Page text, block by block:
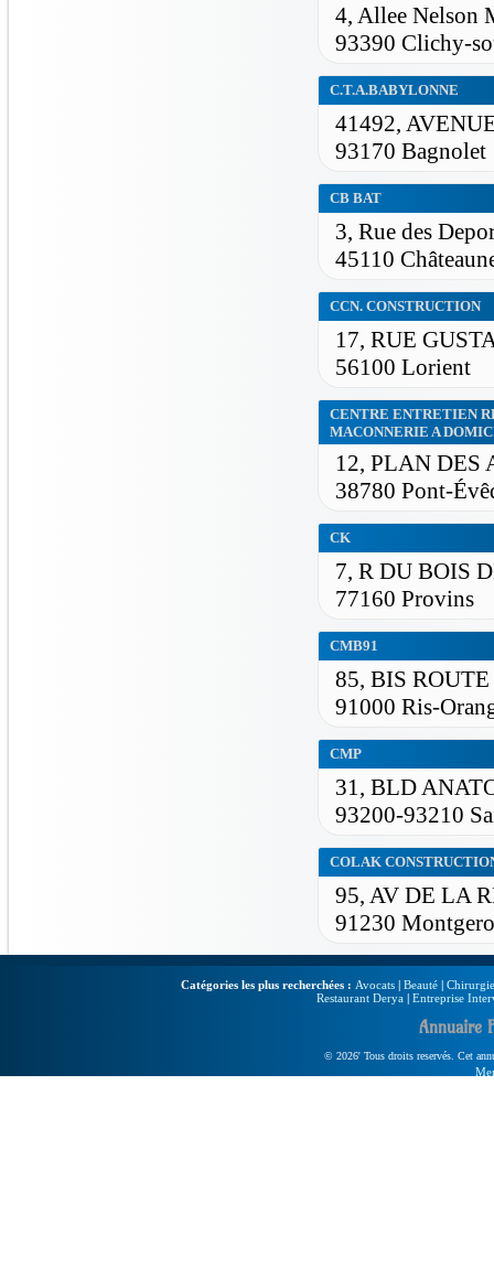
4, Allee Nelson
93390 Clichy-
C.T.A.BABYLONNE
41492,
93170 Bagnolet
CB BAT
3, Rue des
45110
CCN. CONSTRUCTION
17, RUE
56100 Lorient
CENTRE ENTRETIEN
MACONNERIE A
12, PLAN DES
38780 Pont-
CK
7, R DU BOIS
77160 Provins
CMB91
85, BIS
91000 Ris-
CMP
31, BLD
93200-93210
COLAK
95, AV DE LA
91230
Catégories les plus recherchées : Avocats | Beauté |
Restaurant Derya | Entreprise
Annuaire
© 2026' Tous droits reservés. Cet